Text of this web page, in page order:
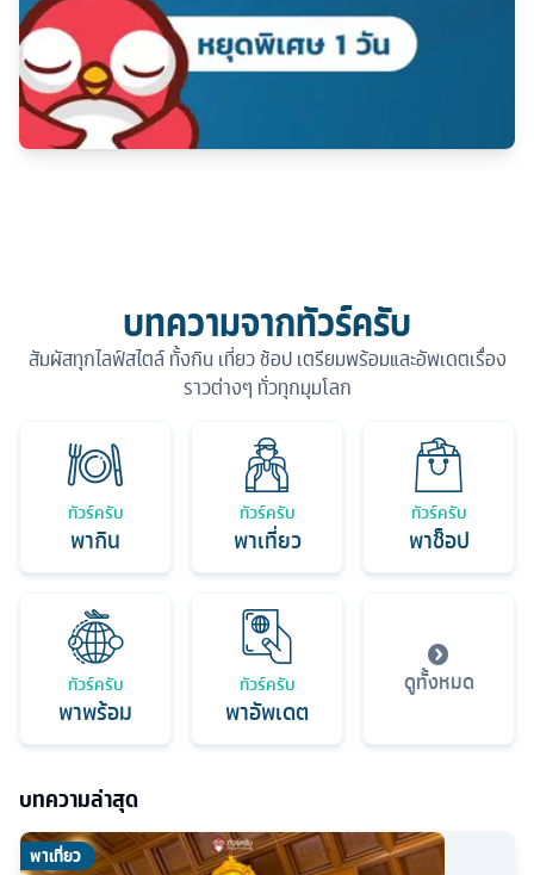
บทความจากทัวร์ครับ
สัมผัสทุกไลฟ์สไตล์ ทั้งกิน เที่ยว ช้อป เตรียมพร้อมและอัพเดตเรื่อง
ราวต่างๆ ทั่วทุกมุมโลก
ทัวร์ครับ
พากิน
ทัวร์ครับ
พาเที่ยว
ทัวร์ครับ
พาช็อป
ทัวร์ครับ
พาพร้อม
ทัวร์ครับ
พาอัพเดต
ดูทั้งหมด
บทความล่าสุด
พาเที่ยว